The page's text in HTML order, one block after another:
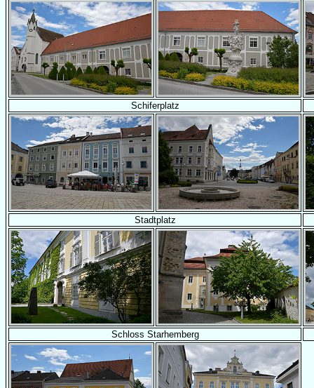
Schiferplatz
Stadtplatz
Schloss Starhemberg